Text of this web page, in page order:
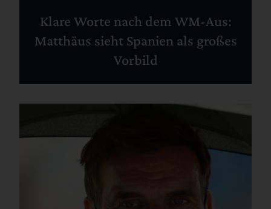
Klare Worte nach dem WM-Aus:
Matthäus sieht Spanien als großes
Vorbild